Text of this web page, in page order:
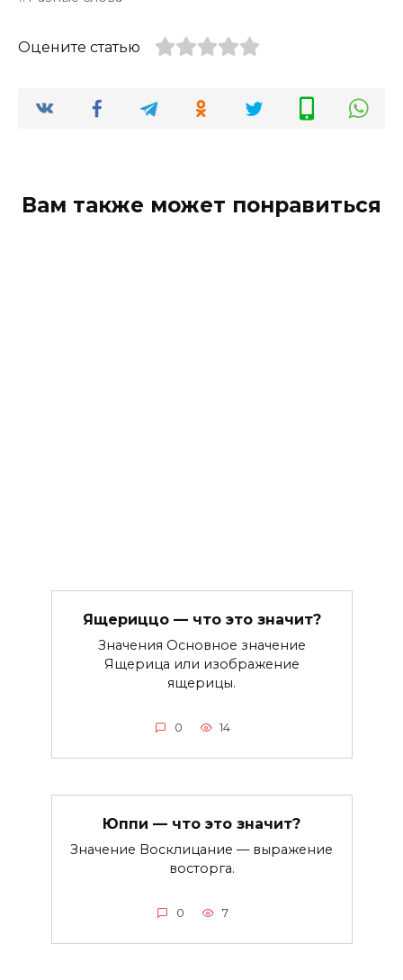
Оцените статью
Вам также может понравиться
Ящериццо — что это значит?
Значения Основное значение
Ящерица или изображение
ящерицы.
0 14
Юппи — что это значит?
Значение Восклицание — выражение
восторга.
0 7